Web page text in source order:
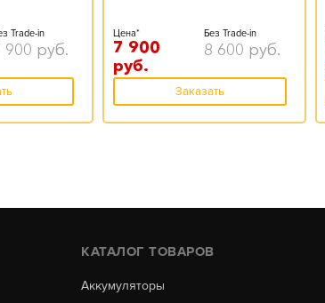
Trade-in
900 руб.
Цена*
7 900
руб.
Без Trade-in
8 600 руб.
Заказать
КАТАЛОГ ТОВАРОВ
Аккумуляторы